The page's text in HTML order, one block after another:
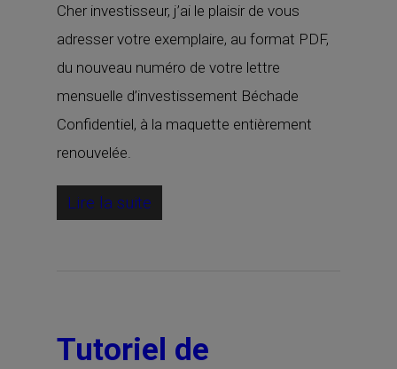
Cher investisseur, j’ai le plaisir de vous
adresser votre exemplaire, au format PDF,
du nouveau numéro de votre lettre
mensuelle d’investissement Béchade
Confidentiel, à la maquette entièrement
renouvelée.
Lire la suite
Tutoriel de